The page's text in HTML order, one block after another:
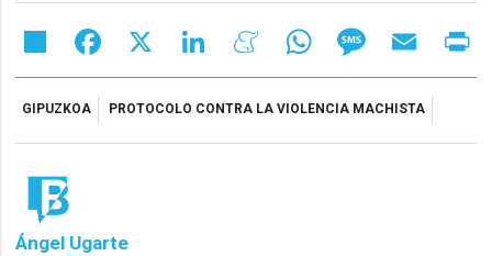
Share Facebook LinkedIn MeneameWhatsAppMessageEmail
GIPUZKOA PROTOCOLO CONTRA LA VIOLENCIA MACHISTA
Ángel Ugarte